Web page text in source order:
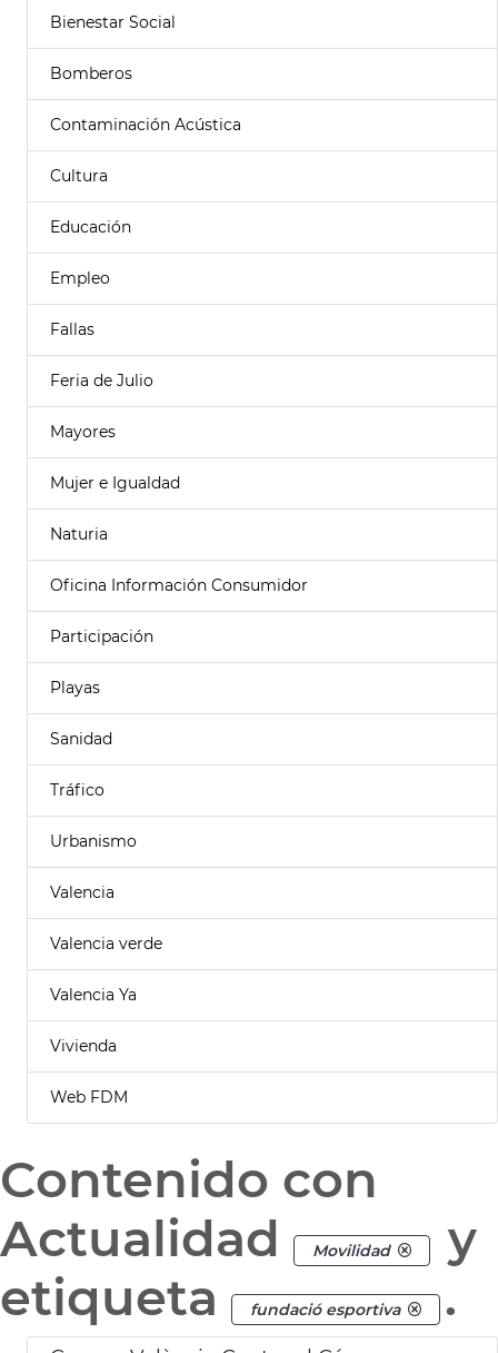
Bienestar Social
Bomberos
Contaminación Acústica
Cultura
Educación
Empleo
Fallas
Feria de Julio
Mayores
Mujer e Igualdad
Naturia
Oficina Información Consumidor
Participación
Playas
Sanidad
Tráfico
Urbanismo
Valencia
Valencia verde
Valencia Ya
Vivienda
Web FDM
Contenido con
Actualidad
Movilidad
y
etiqueta
fundació esportiva .